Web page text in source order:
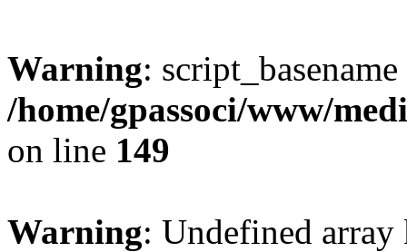
Warning:
/home/gpassoci/www/
on line 149
Warning: Undefined